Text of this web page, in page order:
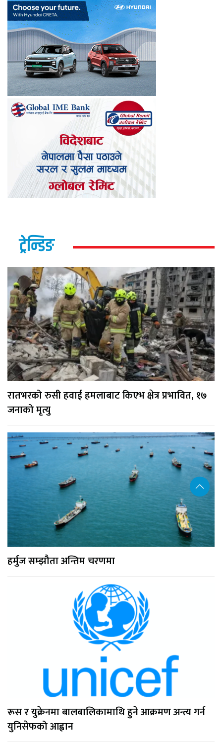
ट्रेन्डिङ
रातभरको रुसी हवाई हमलाबाट किएभ क्षेत्र प्रभावित, १७
जनाको मृत्यु
हर्मुज सम्झौता अन्तिम चरणमा
रूस र युक्रेनमा बालबालिकामाथि हुने आक्रमण अन्त्य गर्न
युनिसेफको आह्वान